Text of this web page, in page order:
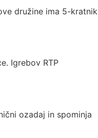
družine ima 5-kratnik
Igrebov RTP
ozadaj in spominja